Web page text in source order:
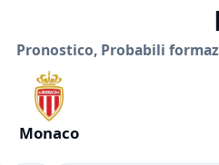
Pronostico, Probabili
Monaco